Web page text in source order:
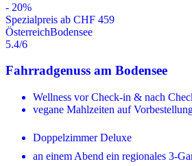
- 20%
Spezialpreis ab CHF 459
ÖsterreichBodensee
5.4/6
Fahrradgenuss am Bodensee
Wellness vor Check-in & nach
vegane Mahlzeiten auf
Doppelzimmer Deluxe
an einem Abend ein regionales 3-